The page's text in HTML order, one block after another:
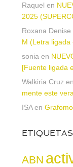
Raquel en
2025
Roxana Denise
M (Letra ligada
sonia en
[Fuente ligada
Walkiria Cruz en
mente este
ISAen
ETIQUETAS
ABN